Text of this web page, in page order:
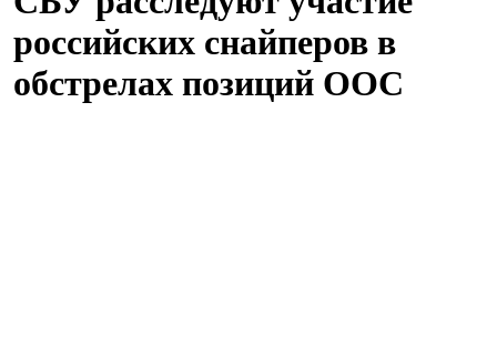
российских снайперов в
обстрелах позиций ООС